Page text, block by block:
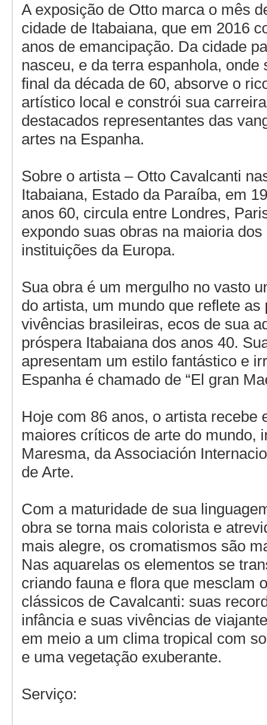
A exposição de Otto marca o mês
cidade de Itabaiana, que em 2016
anos de emancipação. Da cidade
nasceu, e da terra espanhola, onde
final da década de 60, absorve o
artístico local e constrói sua
destacados representantes das
artes na Espanha.
Sobre o artista – Otto Cavalcanti
Itabaiana, Estado da Paraíba, em
anos 60, circula entre Londres,
expondo suas obras na maioria
instituições da Europa.
Sua obra é um mergulho no vasto
do artista, um mundo que reflete as
vivências brasileiras, ecos de sua
próspera Itabaiana dos anos 40.
apresentam um estilo fantástico e
Espanha é chamado de “El gran
Hoje com 86 anos, o artista recebe
maiores críticos de arte do mundo,
Maresma, da Associación
de Arte.
Com a maturidade de sua
obra se torna mais colorista e
mais alegre, os cromatismos são
Nas aquarelas os elementos se
criando fauna e flora que mesclam
clássicos de Cavalcanti: suas
infância e suas vivências de
em meio a um clima tropical com
e uma vegetação exuberante.
Serviço: